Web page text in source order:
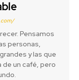
Pensamos
personas,
y las que
de un café, pero